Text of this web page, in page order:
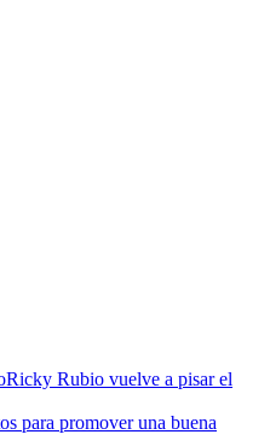
Ricky Rubio vuelve a pisar el